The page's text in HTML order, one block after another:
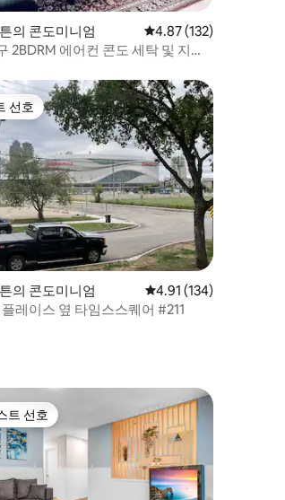
후기 194개
의 콘도미니엄 평점 4.87점(5점 만점),
4.87 (132)
2BDRM 에어컨 콘도 세탁 및 지하
후기 164개
선호
선호
의 콘도미니엄 평점 4.91점(5점 만점),
4.91 (134)
레이스 옆 타임스스퀘어 #211
스트 선호
트 선호